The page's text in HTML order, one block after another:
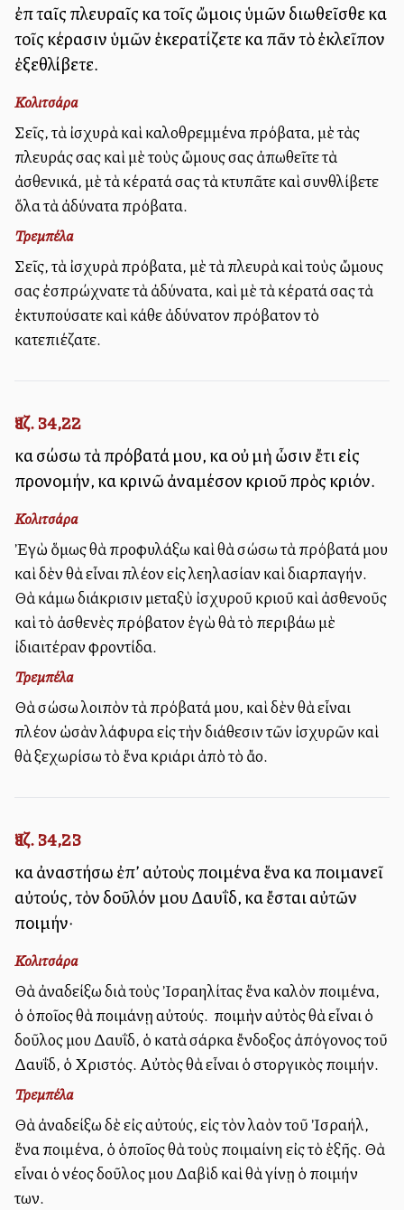
ἐπὶ ταῖς πλευραῖς καὶ τοῖς ὤμοις ὑμῶν διωθεῖσθε καὶ
τοῖς κέρασιν ὑμῶν ἐκερατίζετε καὶ πᾶν τὸ ἐκλεῖπον
ἐξεθλίβετε.
Κολιτσάρα
Σεῖς, τὰ ἰσχυρὰ καὶ καλοθρεμμένα πρόβατα, μὲ τὰς
πλευράς σας καὶ μὲ τοὺς ὤμους σας ἀπωθεῖτε τὰ
ἀσθενικά, μὲ τὰ κέρατά σας τὰ κτυπᾶτε καὶ συνθλίβετε
ὅλα τὰ ἀδύνατα πρόβατα.
Τρεμπέλα
Σεῖς, τὰ ἰσχυρὰ πρόβατα, μὲ τὰ πλευρὰ καὶ τοὺς ὤμους
σας ἐσπρώχνατε τὰ ἀδύνατα, καὶ μὲ τὰ κέρατά σας τὰ
ἐκτυπούσατε καὶ κάθε ἀδύνατον πρόβατον τὸ
κατεπιέζατε.
Ἰεζ. 34,22
καὶ σώσω τὰ πρόβατά μου, καὶ οὐ μὴ ὦσιν ἔτι εἰς
προνομήν, καὶ κρινῶ ἀναμέσον κριοῦ πρὸς κριόν.
Κολιτσάρα
Ἐγὼ ὅμως θὰ προφυλάξω καὶ θὰ σώσω τὰ πρόβατά μου
καὶ δὲν θὰ εἶναι πλέον εἰς λεηλασίαν καὶ διαρπαγήν.
Θὰ κάμω διάκρισιν μεταξὺ ἰσχυροῦ κριοῦ καὶ ἀσθενοῦς
καὶ τὸ ἀσθενὲς πρόβατον ἐγὼ θὰ τὸ περιβάλλω μὲ
ἰδιαιτέραν φροντίδα.
Τρεμπέλα
Θὰ σώσω λοιπὸν τὰ πρόβατά μου, καὶ δὲν θὰ εἶναι
πλέον ὡσὰν λάφυρα εἰς τὴν διάθεσιν τῶν ἰσχυρῶν καὶ
θὰ ξεχωρίσω τὸ ἕνα κριάρι ἀπὸ τὸ ἄλλο.
Ἰεζ. 34,23
καὶ ἀναστήσω ἐπ’ αὐτοὺς ποιμένα ἕνα καὶ ποιμανεῖ
αὐτούς, τὸν δοῦλόν μου Δαυΐδ, καὶ ἔσται αὐτῶν
ποιμήν·
Κολιτσάρα
Θὰ ἀναδείξω διὰ τοὺς Ἰσραηλίτας ἕνα καλὸν ποιμένα,
ὁ ὁποῖος θὰ ποιμάνῃ αὐτούς. Ὁ ποιμὴν αὐτὸς θὰ εἶναι ὁ
δοῦλος μου Δαυΐδ, ὁ κατὰ σάρκα ἔνδοξος ἀπόγονος τοῦ
Δαυΐδ, ὁ Χριστός. Αὐτὸς θὰ εἶναι ὁ στοργικὸς ποιμήν.
Τρεμπέλα
Θὰ ἀναδείξω δὲ εἰς αὐτούς, εἰς τὸν λαὸν τοῦ Ἰσραήλ,
ἕνα ποιμένα, ὁ ὁποῖος θὰ τοὺς ποιμαίνη εἰς τὸ ἑξῆς. Θὰ
εἶναι ὁ νέος δοῦλος μου Δαβὶδ καὶ θὰ γίνῃ ὁ ποιμήν
των.